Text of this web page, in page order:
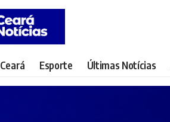
Ceará Esporte Últimas Notícias